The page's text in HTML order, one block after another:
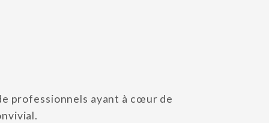
professionnels ayant à cœur de